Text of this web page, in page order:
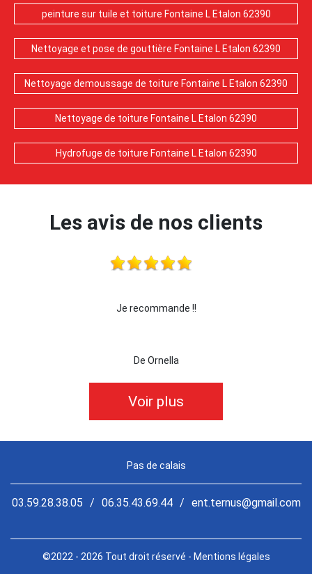
peinture sur tuile et toiture Fontaine L Etalon 62390
Nettoyage et pose de gouttière Fontaine L Etalon 62390
Nettoyage demoussage de toiture Fontaine L Etalon 62390
Nettoyage de toiture Fontaine L Etalon 62390
Hydrofuge de toiture Fontaine L Etalon 62390
Les avis de nos clients
Je recommande !!
De Ornella
Voir plus
Pas de calais
03.59.28.38.05 / 06.35.43.69.44 / ent.ternus@gmail.com
©2022 - 2026 Tout droit réservé - Mentions légales